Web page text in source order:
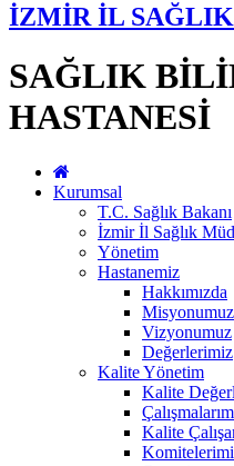
İZMİR İL
SAĞLIK
HASTANESİ
Kurumsal
T.C. Sağlık Bakanı
İzmir İl Sağlık
Yönetim
Hastanemiz
Hakkımızda
Misyonumuz
Vizyonumuz
Değerlerimiz
Kalite Yönetim
Kalite
Kalite